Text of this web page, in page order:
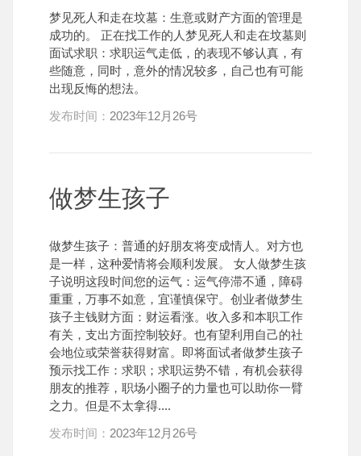
梦见死人和走在坟墓：生意或财产方面的管理是
成功的。 正在找工作的人梦见死人和走在坟墓则
面试求职：求职运气走低，的表现不够认真，有
些随意，同时，意外的情况较多，自己也有可能
出现反悔的想法。
发布时间： 2023年12月26号
做梦生孩子
做梦生孩子：普通的好朋友将变成情人。对方也
是一样，这种爱情将会顺利发展。 女人做梦生孩
子说明这段时间您的运气：运气停滞不通，障碍
重重，万事不如意，宜谨慎保守。创业者做梦生
孩子主钱财方面：财运看涨。收入多和本职工作
有关，支出方面控制较好。也有望利用自己的社
会地位或荣誉获得财富。即将面试者做梦生孩子
预示找工作：求职；求职运势不错，有机会获得
朋友的推荐，职场小圈子的力量也可以助你一臂
之力。但是不太拿得....
发布时间： 2023年12月26号